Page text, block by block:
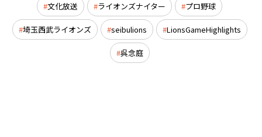
文化放送 ライオンズナイター プロ野球
埼玉西武ライオンズ seibulions LionsGameHighlights
呉念庭